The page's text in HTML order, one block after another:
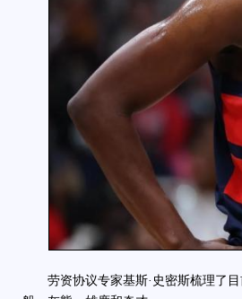
劳资协议专家基斯·史密斯梳理了目